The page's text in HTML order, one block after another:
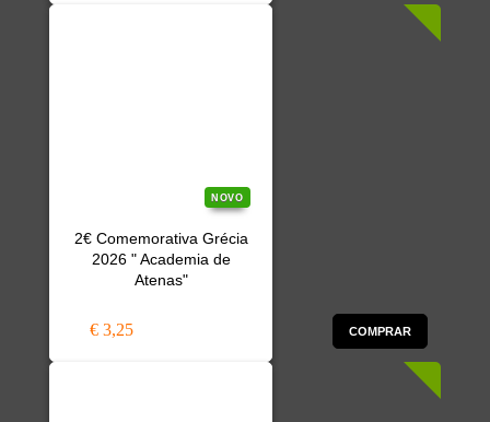
NOVO
2€ Comemorativa Grécia
2026 " Academia de
Atenas"
€ 3,25 COMPRAR